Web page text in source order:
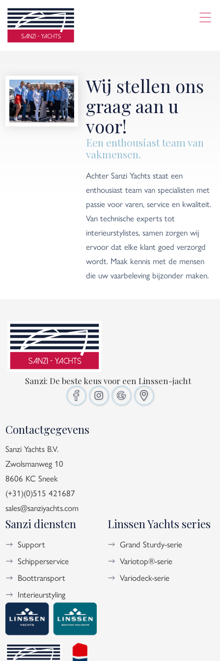
Wij stellen ons
graag aan u
voor!
Een enthousiast team van
vakmensen.
Achter Sanzi Yachts staat een
enthousiast team van specialisten met
passie voor varen, service en kwaliteit.
Van technische experts tot
interieurstylistes, samen zorgen wij
ervoor dat elke klant goed verzorgd
wordt. Maak kennis met de mensen
die uw vaarbeleving bijzonder maken.
Sanzi: De beste keus voor een Linssen-jacht
Contactgegevens
Sanzi Yachts B.V.
Zwolsmanweg 10
8606 KC Sneek
(+31)(0)515 421687
sales@sanziyachts.com
Sanzi diensten
Support
Schipperservice
Boottransport
Interieurstyling
Linssen Yachts series
Grand Sturdy-serie
Variotop®-serie
Variodeck-serie